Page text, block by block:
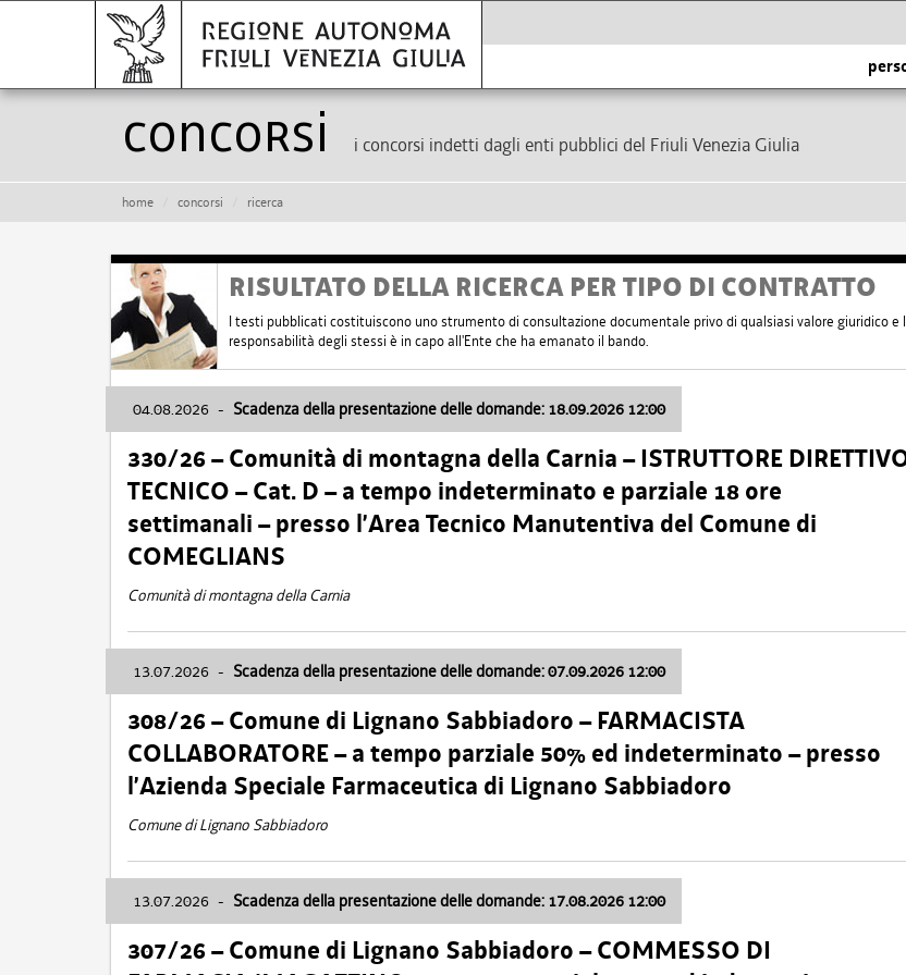
Concorsi i concorsi indetti dagli enti pubblici del Friuli Venezia Giulia
home concorsi ricerca
RISULTATO DELLA RICERCA PER TIPO DI CONTRATTO
I testi pubblicati costituiscono uno strumento di consultazione documentale privo di qualsiasi valore giuridico e
responsabilità degli stessi è in capo all'Ente che ha emanato il bando.
04.08.2026 - Scadenza della presentazione delle domande: 18.09.2026 12:00
330/26 – Comunità di montagna della Carnia – ISTRUTTORE
TECNICO – Cat. D – a tempo indeterminato e parziale 18 ore
settimanali – presso l’Area Tecnico Manutentiva del Comune di
COMEGLIANS
Comunità di montagna della Carnia
13.07.2026 - Scadenza della presentazione delle domande: 07.09.2026 12:00
308/26 – Comune di Lignano Sabbiadoro – FARMACISTA
COLLABORATORE – a tempo parziale 50% ed indeterminato – presso
l’Azienda Speciale Farmaceutica di Lignano Sabbiadoro
Comune di Lignano Sabbiadoro
13.07.2026 - Scadenza della presentazione delle domande: 17.08.2026 12:00
307/26 – Comune di Lignano Sabbiadoro – COMMESSO DI